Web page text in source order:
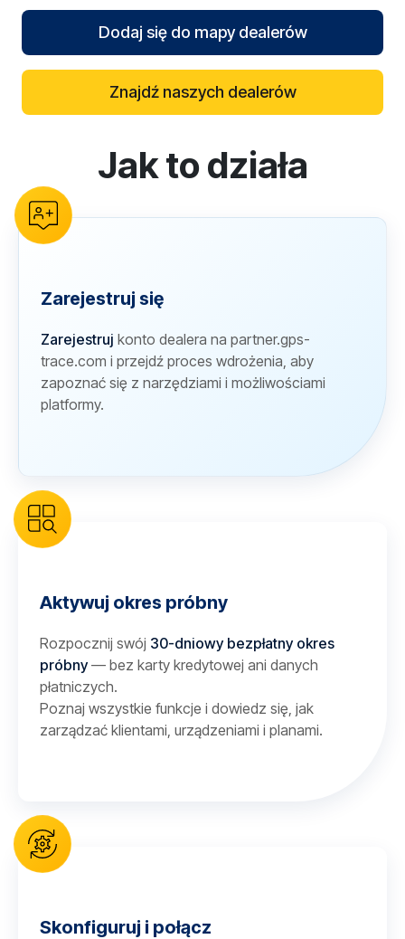
Dodaj się do mapy dealerów
Znajdź naszych dealerów
reCAPTCHA verificationJak to działa
Zarejestruj się
Zarejestruj konto dealera na partner.gps-
trace.com i przejdź proces wdrożenia, aby
zapoznać się z narzędziami i możliwościami
platformy.
Aktywuj okres próbny
Rozpocznij swój 30-dniowy bezpłatny okres
próbny— bez karty kredytowej ani danych
płatniczych.
Poznaj wszystkie funkcje i dowiedz się, jak
zarządzać klientami, urządzeniami i planami.
Skonfiguruj i połącz